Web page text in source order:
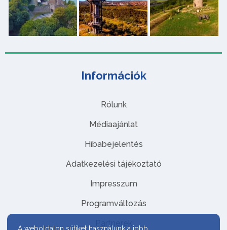
Információk
Rólunk
Médiaajánlat
Hibabejelentés
Adatkezelési tájékoztató
Impresszum
Programváltozás
Partnerek